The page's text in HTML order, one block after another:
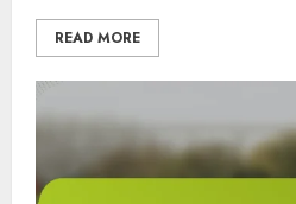
READ MORE